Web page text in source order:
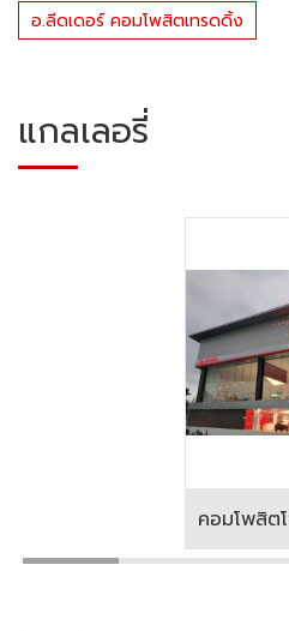
อ.ลีดเดอร์ คอมโพสิตเทรดดิ้ง
แกลเลอรี่